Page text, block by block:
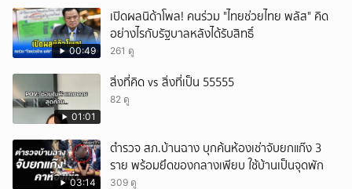
00:49
เปิดผลนิด้าโพล! คนร่วม "ไทยช่วยไทย พลัส" คิด
อย่างไรกับรัฐบาลหลังได้รับสิทธิ์
261 ดู
01:01
สิ่งที่คิด vs สิ่งที่เป็น 55555
82 ดู
03:14
ตำรวจ สภ.บ้านฉาง บุกค้นห้องเช่าจับยกแก๊ง 3
ราย พร้อมยึดของกลางเพียบ ใช้บ้านเป็นจุดพัก
309 ดู